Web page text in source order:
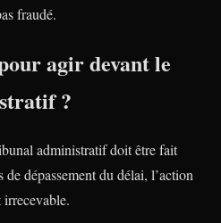
fraudé.
agir devant le
?
administratif doit être fait
dépassement du délai, l’action
irrecevable.